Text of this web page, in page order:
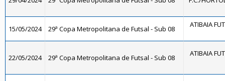
15/05/2024 29ª Copa Metropolitana de Futsal - Sub 08 ATIBAIA
22/05/2024 29ª Copa Metropolitana de Futsal - Sub 08 ATIBAIA